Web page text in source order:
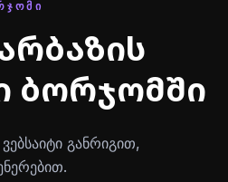
ბორჯომში
განრიგით,